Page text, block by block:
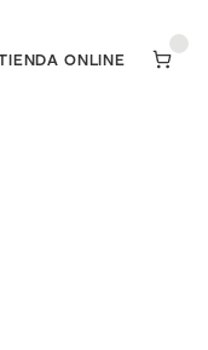
ONLINE